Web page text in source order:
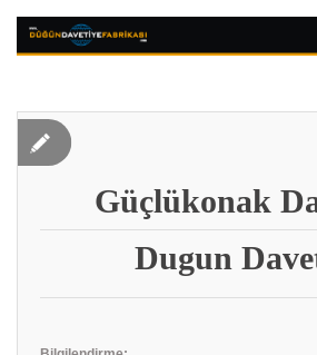
Güçlükonak
Dugun